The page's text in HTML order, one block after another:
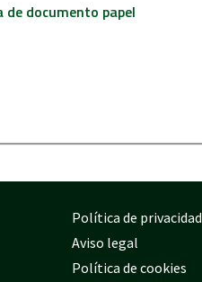
documento papel
Política de privacidad
Aviso legal
Política de cookies